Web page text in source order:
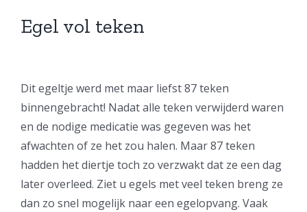
Egel vol teken
grotere
afbeelding
Dit egeltje werd met maar liefst 87 teken
binnengebracht! Nadat alle teken verwijderd waren
en de nodige medicatie was gegeven was het
afwachten of ze het zou halen. Maar 87 teken
hadden het diertje toch zo verzwakt dat ze een dag
later overleed. Ziet u egels met veel teken breng ze
dan zo snel mogelijk naar een egelopvang. Vaak